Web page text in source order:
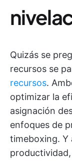
Quizás se
recursos se
recursos.
optimizar la
asignación
enfoques de
timeboxing. Y